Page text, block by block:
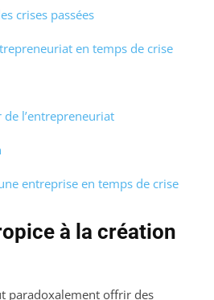
crises passées
en temps de crise
de l’entrepreneuriat
entreprise en temps de crise
à la création
paradoxalement offrir des